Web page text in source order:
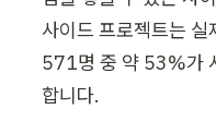
사이드 프로젝트는
571명 중 약 53%가
합니다.